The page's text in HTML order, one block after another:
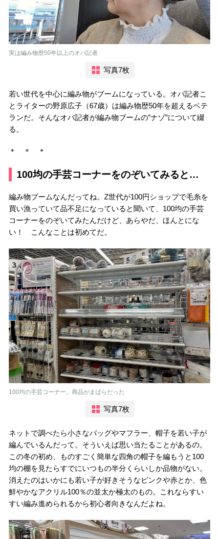
実は編み物歴50年以上のオバ記者
写真7枚
若い世代を中心に編み物がブームになっている。オバ記者こ
とライターの野原広子（67歳）は編み物歴50年を超えるベテ
ランだ。そんなオバ記者が編み物ブームの”ナゾ”について綴
る。
＊ ＊ ＊
100均の手芸コーナーをのぞいてみると…
編み物ブームなんだってね。Z世代が100円ショップで毛糸を
買い漁っていて品不足になっていると聞いて、100均の手芸
コーナーをのぞいてみたんだけど、あらやだ、ほんとにな
い！ こんなことは初めてだ。
100均の手芸コーナー。商品がまばらだった
写真7枚
ネットで調べたら小さなバッグやマフラー、帽子を若い子が
編んでいるんだって。そういえば思い当たることがあるの。
この冬の初め、ものすごく簡単な四角の帽子を編もうと100
均の棚を見たらすでにいつもの半分くらいしか品物がない。
消えたのはいかにも若い子が好きそうなピンクや赤とか、色
鮮やかなアクリル100％の並太か極太のもの。これならすい
すい編み進められるから初心者向きなんだよね。